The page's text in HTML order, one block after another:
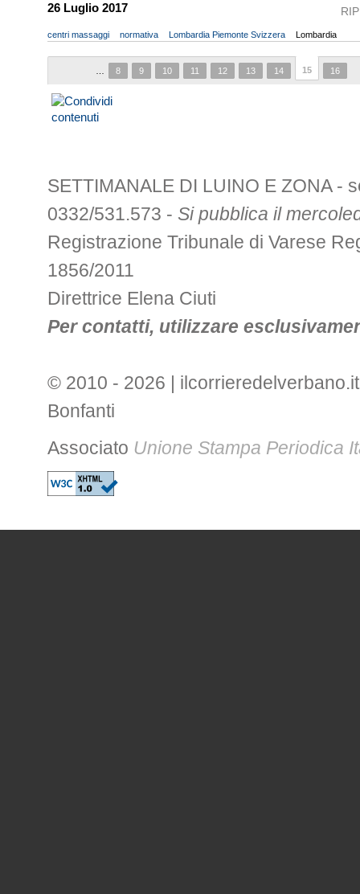
26 Luglio 2017
centri massaggi normativa Lombardia Piemonte Svizzera Lombardia
8 9 10 11 12 13 14 15 16
SETTIMANALE DI LUINO E ZONA -
0332/531.573 - Si pubblica il
Registrazione Tribunale di Varese
1856/2011
Direttrice Elena Ciuti
Per contatti, utilizzare
© 2010 - 2026 |
Bonfanti
Associato Unione Stampa Periodica